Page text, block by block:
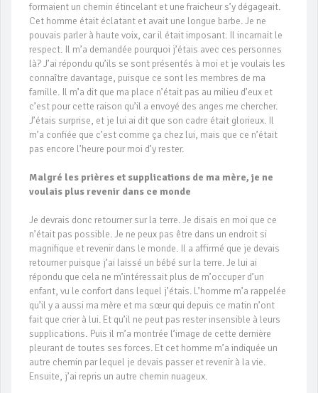
formaient un chemin étincelant et une fraicheur s’y dégageait.
Cet homme était éclatant et avait une longue barbe. Je ne
pouvais parler à haute voix, car il était imposant. Il incarnait le
respect. Il m’a demandée pourquoi j’étais avec ces personnes
là? J’ai répondu qu’ils se sont présentés à moi et je voulais les
connaître davantage, puisque ce sont les membres de ma
famille. Il m’a dit que ma place n’était pas au milieu d’eux et
c’est pour cette raison qu’il a envoyé des anges me chercher.
J’étais surprise, et je lui ai dit que son cadre était glorieux. Il
m’a confiée que c’est comme ça chez lui, mais que ce n’était
pas encore l’heure pour moi d’y rester.
Malgré les prières et supplications de ma mère, je ne
voulais plus revenir dans ce monde
Je devrais donc retourner sur la terre. Je disais en moi que ce
n’était pas possible. Je ne peux pas être dans un endroit si
magnifique et revenir dans le monde. Il a affirmé que je devais
retourner puisque j’ai laissé un bébé sur la terre. Je lui ai
répondu que cela ne m’intéressait plus de m’occuper d’un
enfant, vu le confort dans lequel j’étais. L’homme m’a rappelée
qu’il y a aussi ma mère et ma sœur qui depuis ce matin n’ont
fait que crier à lui. Et qu’il ne peut pas rester insensible à leurs
supplications. Puis il m’a montrée l’image de cette dernière
pleurant de toutes ses forces. Et cet homme m’a indiquée un
autre chemin par lequel je devais passer et revenir à la vie.
Ensuite, j’ai repris un autre chemin nuageux.